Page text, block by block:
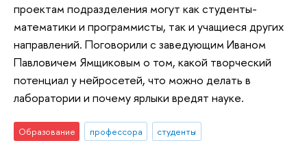
проектам подразделения могут как студенты-
математики и программисты, так и учащиеся других
направлений. Поговорили с заведующим Иваном
Павловичем Ямщиковым о том, какой творческий
потенциал у нейросетей, что можно делать в
лаборатории и почему ярлыки вредят науке.
Образование профессора
студенты